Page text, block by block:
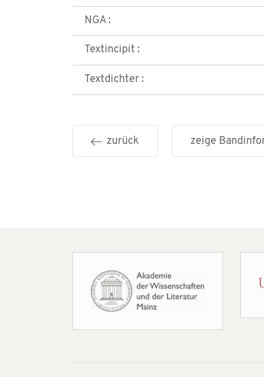
NGA :
Textincipit :
Textdichter :
zurück zeige